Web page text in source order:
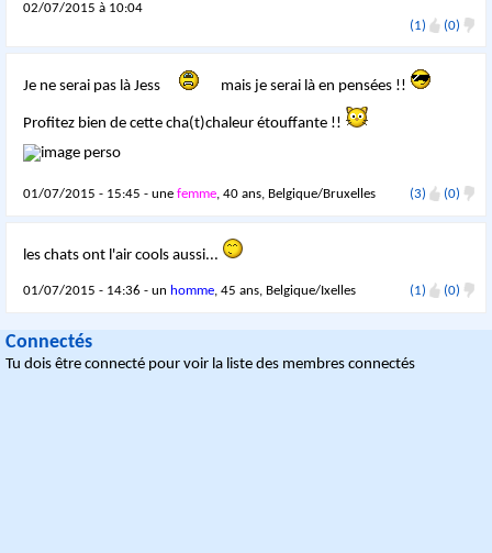
02/07/2015 à 10:04
(1)
(0)
Je ne serai pas là Jess mais je serai là en pensées !!
Profitez bien de cette cha(t)chaleur étouffante !!
01/07/2015 - 15:45 - unefemme, 40 ans, Belgique/Bruxelles (3) (0)
les chats ont l'air cools aussi...
01/07/2015 - 14:36 - un homme, 45 ans, Belgique/Ixelles (1) (0)
Connectés
Tu dois être connecté pour voir la liste des membres connectés